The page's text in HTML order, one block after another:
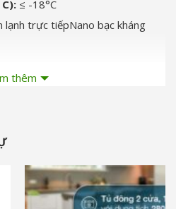
≤ -18°C
lạnh trực tiếpNano bạc kháng
độ bên ngoài tủ
Cao 85.9 cm – Ngang 163 cm –
thêm